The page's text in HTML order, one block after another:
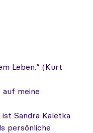
Leben.“ (Kurt
meine
Sandra Kaletka
persönliche